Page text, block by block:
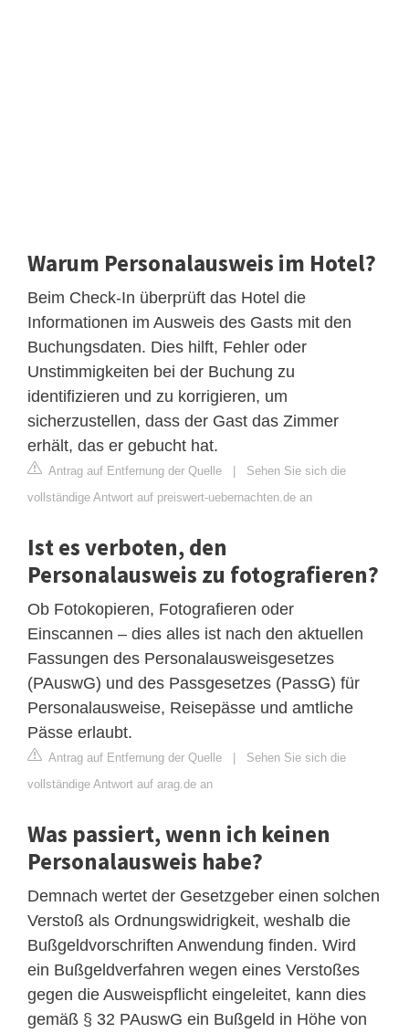
Warum Personalausweis im Hotel?
Beim Check-In überprüft das Hotel die
Informationen im Ausweis des Gasts mit den
Buchungsdaten. Dies hilft, Fehler oder
Unstimmigkeiten bei der Buchung zu
identifizieren und zu korrigieren, um
sicherzustellen, dass der Gast das Zimmer
erhält, das er gebucht hat.
Antrag auf Entfernung der Quelle | Sehen Sie sich die
vollständige Antwort auf preiswert-uebernachten.de an
Ist es verboten, den
Personalausweis zu fotografieren?
Ob Fotokopieren, Fotografieren oder
Einscannen – dies alles ist nach den aktuellen
Fassungen des Personalausweisgesetzes
(PAuswG) und des Passgesetzes (PassG) für
Personalausweise, Reisepässe und amtliche
Pässe erlaubt.
Antrag auf Entfernung der Quelle | Sehen Sie sich die
vollständige Antwort auf arag.de an
Was passiert, wenn ich keinen
Personalausweis habe?
Demnach wertet der Gesetzgeber einen solchen
Verstoß als Ordnungswidrigkeit, weshalb die
Bußgeldvorschriften Anwendung finden. Wird
ein Bußgeldverfahren wegen eines Verstoßes
gegen die Ausweispflicht eingeleitet, kann dies
gemäß § 32 PAuswG ein Bußgeld in Höhe von